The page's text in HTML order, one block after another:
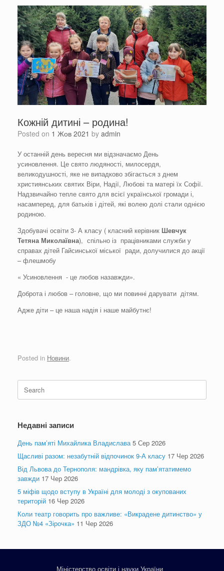
Кожній дитині – родина!
Posted on 1 Жов 2021 by admin
У останній день вересня ми відзначаємо День
усиновлення. Це свято людяності, милосердя,
великодушності, яке не випадково збігається з днем
християнських святих Віри, Надії, Любові та матері їх Софії.
Надзвичайно тепле свято для всієї української громади і,
насамперед, для батьків і дітей, які волею долі стали однією
родиною.
Здобувачі освіти 3- А класу ( класний керівник Шевчук
Тетяна Миколаївна), спільно із працівниками служби у
справах дітей Гайсинської міської ради, долучилися до акції
– флешмобу
« Усиновлення - це любов назавжди».
Доброта і любов – головне, що ми повинні дарувати дітям.
Адже діти – це наша надія і наше майбутнє!
Posted in Новини.
Search
for:
Недавні записи
День пам’яті Михайлика Владислава 5 Сер 2026
Щасливі разом: незабутній відпочинок 9-А класу 17 Чер 2026
Від Львова до Тернополя: мандрівка, яку пам’ятатимемо
завжди 17 Чер 2026
5 міфів щодо вступу в Україні для молоді з окупованих
територій 16 Чер 2026
Коли театр говорить про важливе: «Викрадене дитинство» у
ЗДО №4 «Зірочка» 11 Чер 2026
Міністерство освіти і науки України